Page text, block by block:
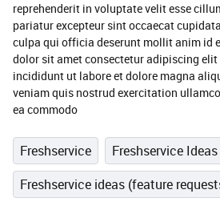
reprehenderit in voluptate velit esse
pariatur excepteur sint occaecat
culpa qui officia deserunt mollit anim id
dolor sit amet consectetur adipiscing elit
incididunt ut labore et dolore magna
veniam quis nostrud exercitation
ea commodo
Freshservice
Freshservice Ideas
Freshservice ideas (feature